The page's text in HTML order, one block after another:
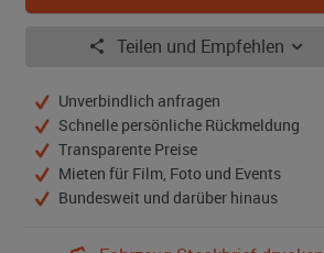
Teilen und Empfehlen
Unverbindlich anfragen
Schnelle persönliche Rückmeldung
Transparente Preise
Mieten für Film, Foto und Events
Bundesweit und darüber hinaus